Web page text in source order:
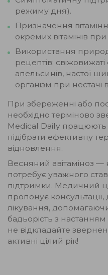
режиму дня).
Призначення
окремих вітамінів
Використання
рецептів:
апельсинів, настої
організм при нестачі
При збереженні або
необхідно терміново
Medical Daily працюють
підібрати ефективну
відновлення.
Весняний авітаміноз
потребує уважного
підтримки. Медичний
пропонує
лікування,
бадьорість з
не відкладайте
активні цілий рік!